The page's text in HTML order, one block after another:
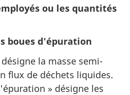
ou les quantités
boues d'épuration
la masse semi-
flux de déchets liquides.
» désigne les